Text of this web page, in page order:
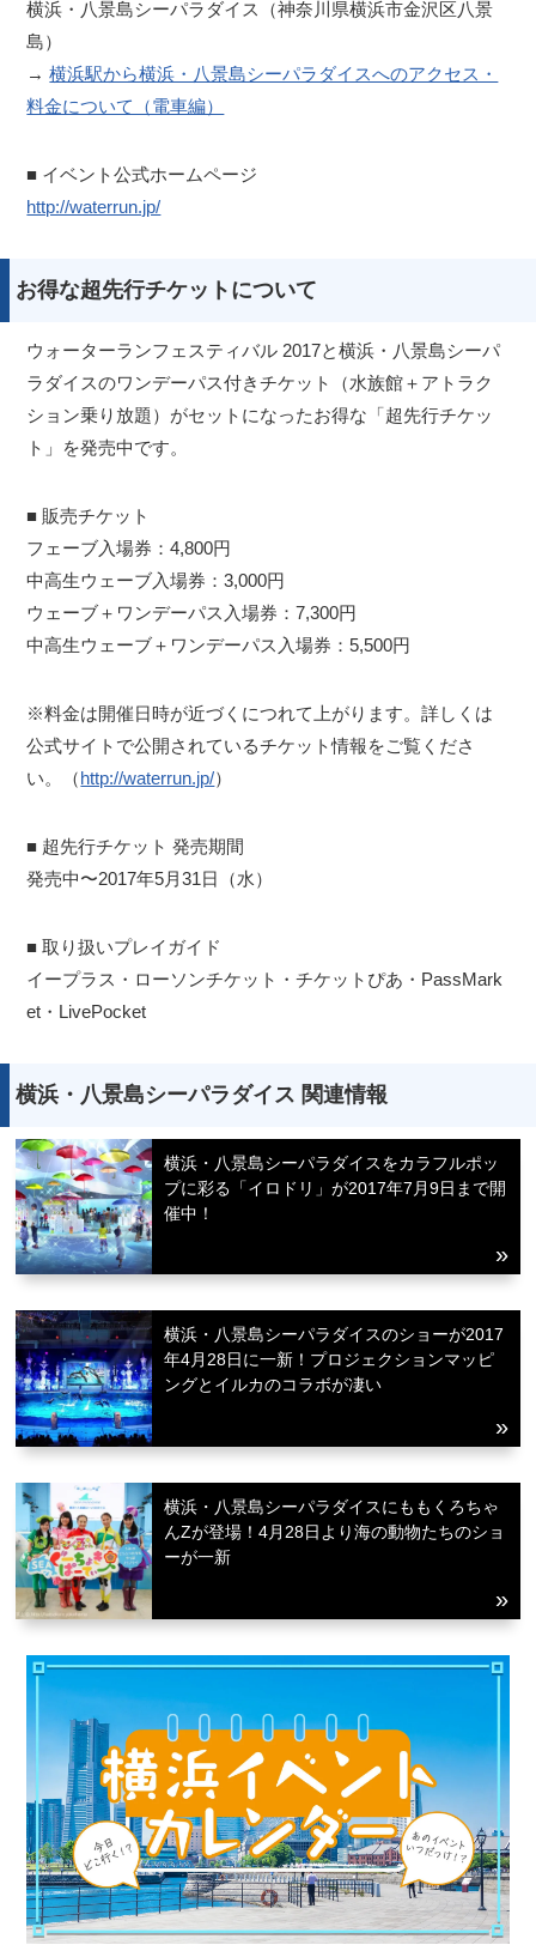
横浜・八景島シーパラダイス（神奈川県横浜市金沢区八景
島）
→横浜駅から横浜・八景島シーパラダイスへのアクセス・
料金について（電車編）
■ イベント公式ホームページ
http://waterrun.jp/
お得な超先行チケットについて
ウォーターランフェスティバル 2017と横浜・八景島シーパ
ラダイスのワンデーパス付きチケット（水族館＋アトラク
ション乗り放題）がセットになったお得な「超先行チケッ
ト」を発売中です。
■ 販売チケット
フェーブ入場券：4,800円
中高生ウェーブ入場券：3,000円
ウェーブ＋ワンデーパス入場券：7,300円
中高生ウェーブ＋ワンデーパス入場券：5,500円
※料金は開催日時が近づくにつれて上がります。詳しくは
公式サイトで公開されているチケット情報をご覧くださ
い。（http://waterrun.jp/）
■ 超先行チケット 発売期間
発売中〜2017年5月31日（水）
■ 取り扱いプレイガイド
イープラス・ローソンチケット・チケットぴあ・PassMark
et・LivePocket
横浜・八景島シーパラダイス 関連情報
横浜・八景島シーパラダイスをカラフルポッ
プに彩る「イロドリ」が2017年7月9日まで開
催中！
横浜・八景島シーパラダイスのショーが2017
年4月28日に一新！プロジェクションマッピ
ングとイルカのコラボが凄い
横浜・八景島シーパラダイスにももくろちゃ
んZが登場！4月28日より海の動物たちのショ
ーが一新